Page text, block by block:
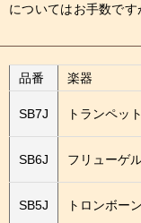
についてはお手数です
品番 楽器
SB7J トランペッ
SB6J フリューゲ
SB5J トロンボー